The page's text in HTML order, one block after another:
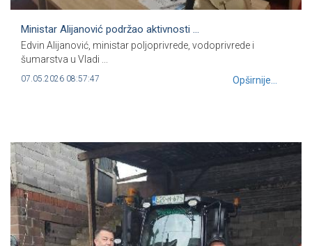
Ministar Alijanović podržao aktivnosti ...
Edvin Alijanović, ministar poljoprivrede, vodoprivrede i
šumarstva u Vladi ...
07.05.2026 08:57:47 Opširnije...